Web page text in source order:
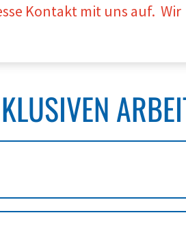
Kontakt mit uns auf. Wir